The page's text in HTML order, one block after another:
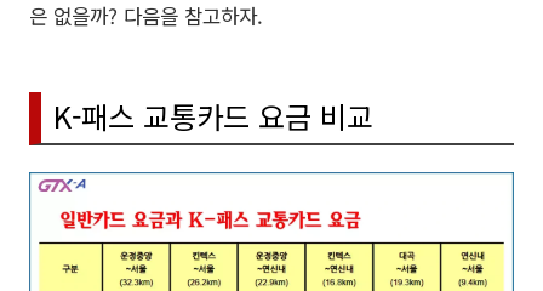
은 없을까? 다음을 참고하자.
K-패스 교통카드 요금 비교